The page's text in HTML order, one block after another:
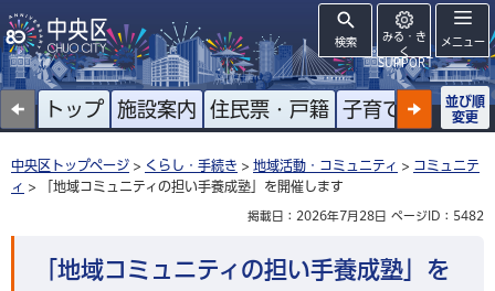
検索
みる・き
く
SUPPORT
メニュー
トップ 施設案内 住民票・戸籍 子育て 高齢者
並び順
変更
中央区トップページ > くらし・手続き > 地域活動・コミュニティ > コミュニテ
ィ > 「地域コミュニティの担い手養成塾」を開催します
掲載日：2026年7月28日 ページID：5482
「地域コミュニティの担い手養成塾」を